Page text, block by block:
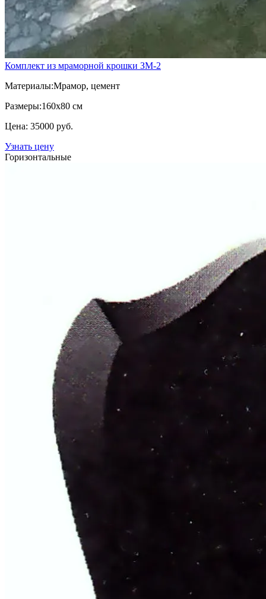
Комплект из мраморной крошки ЗМ-2
Материалы:Мрамор, цемент
Размеры:160х80 см
Цена: 35000 руб.
Узнать цену
Горизонтальные